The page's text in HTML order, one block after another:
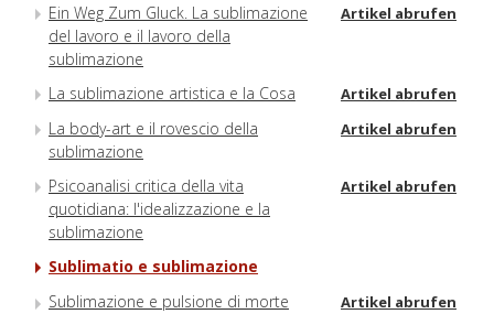
Ein Weg Zum Gluck. La sublimazione
del lavoro e il lavoro della
sublimazione
Artikel abrufen
La sublimazione artistica e la Cosa Artikel abrufen
La body-art e il rovescio della
sublimazione
Artikel abrufen
Psicoanalisi critica della vita
quotidiana: l'idealizzazione e la
sublimazione
Artikel abrufen
Sublimatio e sublimazione
Sublimazione e pulsione di morte
Artikel abrufen